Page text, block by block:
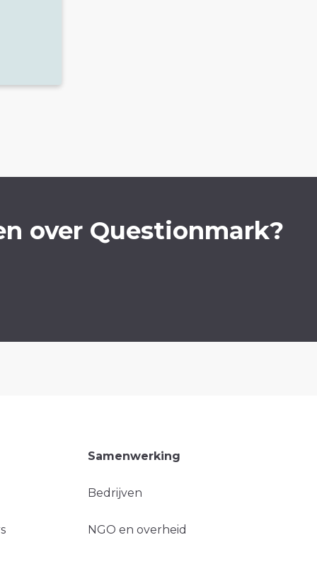
over Questionmark?
Samenwerking
Bedrijven
NGO en overheid